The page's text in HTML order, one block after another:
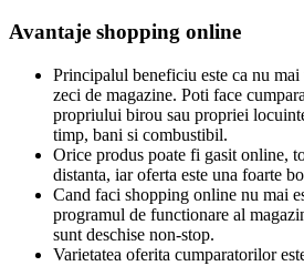
Avantaje shopping online
Principalul beneficiu este ca nu
zeci de magazine. Poti face
propriului birou sau propriei
timp, bani si combustibil.
Orice produs poate fi gasit online,
distanta, iar oferta este una foarte
Cand faci shopping online nu mai
programul de functionare al
sunt deschise non-stop.
Varietatea oferita cumparatorilor